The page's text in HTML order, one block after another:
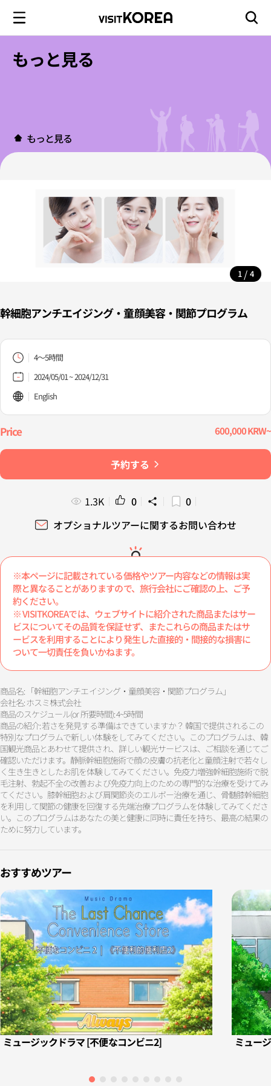
もっと見る
もっと見る
1 / 4
幹細胞アンチエイジング・童顔美容・関節プログラム
600,000 KRW~
4～5時間
2024/05/01 ~ 2024/12/31
English
予約する
1.3K 0
0
オプショナルツアーに関するお問い合わせ
※本ページに記載されている価格やツアー内容などの情報は実
際と異なることがありますので、旅行会社にご確認の上、ご予
約ください。
※ VISITKOREAでは、ウェブサイトに紹介された商品またはサー
ビスについてその品質を保証せず、またこれらの商品またはサ
ービスを利用することにより発生した直接的・間接的な損害に
ついて一切責任を負いかねます。
商品名: 「幹細胞アンチエイジング・童顔美容・関節プログラム」
会社名: ホスミ株式会社
商品のスケジュール(or 所要時間): 4~5時間
商品の紹介: 若さを発見する準備はできていますか？ 韓国で提供されるこの
特別なプログラムで新しい体験をしてみてください。このプログラムは、韓
国観光商品とあわせて提供され、詳しい観光サービスは、ご相談を通じてご
確認いただけます。静脈幹細胞施術で顔の皮膚の抗老化と童顔注射で若々し
く生き生きとしたお肌を体験してみてください。免疫力増強幹細胞施術で脱
毛注射、勃起不全の改善および免疫力向上のための専門的な治療を受けてみ
てください。膝幹細胞および肩関節炎のエルボー治療を通じ、骨髄膝幹細胞
を利用して関節の健康を回復する先端治療プログラムを体験してみてくださ
い。このプログラムはあなたの美と健康に同時に責任を持ち、最高の結果の
ために努力しています。
おすすめツアー
ミュージックドラマ [不便なコンビニ2] ミュー